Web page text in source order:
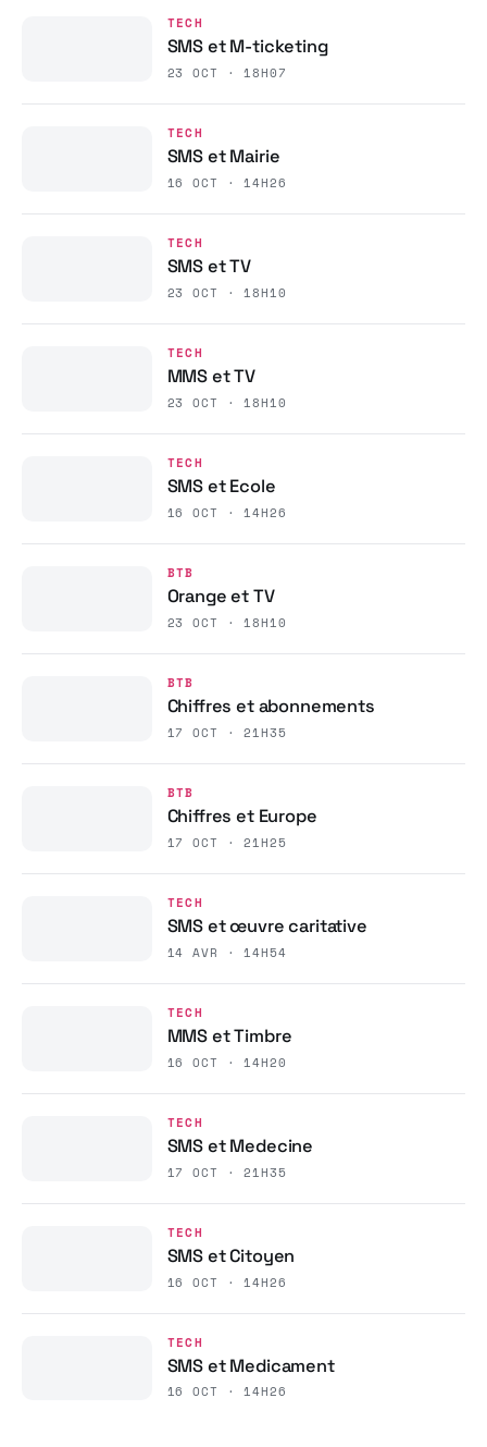
TECH
SMS et M-ticketing
23 OCT · 18H07
TECH
SMS et Mairie
16 OCT · 14H26
TECH
SMS et TV
23 OCT · 18H10
TECH
MMS et TV
23 OCT · 18H10
TECH
SMS et Ecole
16 OCT · 14H26
BTB
Orange et TV
23 OCT · 18H10
BTB
Chiffres et abonnements
17 OCT · 21H35
BTB
Chiffres et Europe
17 OCT · 21H25
TECH
SMS et œuvre caritative
14 AVR · 14H54
TECH
MMS et Timbre
16 OCT · 14H20
TECH
SMS et Medecine
17 OCT · 21H35
TECH
SMS et Citoyen
16 OCT · 14H26
TECH
SMS et Medicament
16 OCT · 14H26